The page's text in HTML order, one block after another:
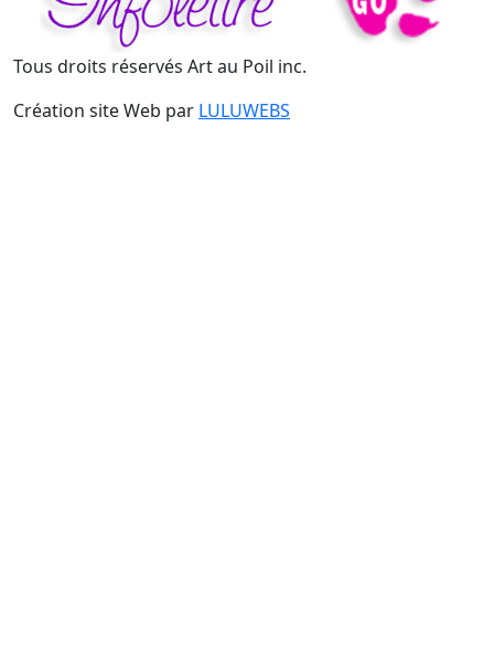
Tous droits réservés Art au Poil inc.
Création site Web par LULUWEBS